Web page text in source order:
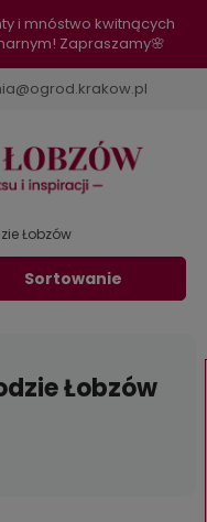
i mnóstwo kwitnących
Zapraszamy🌸
Łobzów
Sortowanie
Łobzów